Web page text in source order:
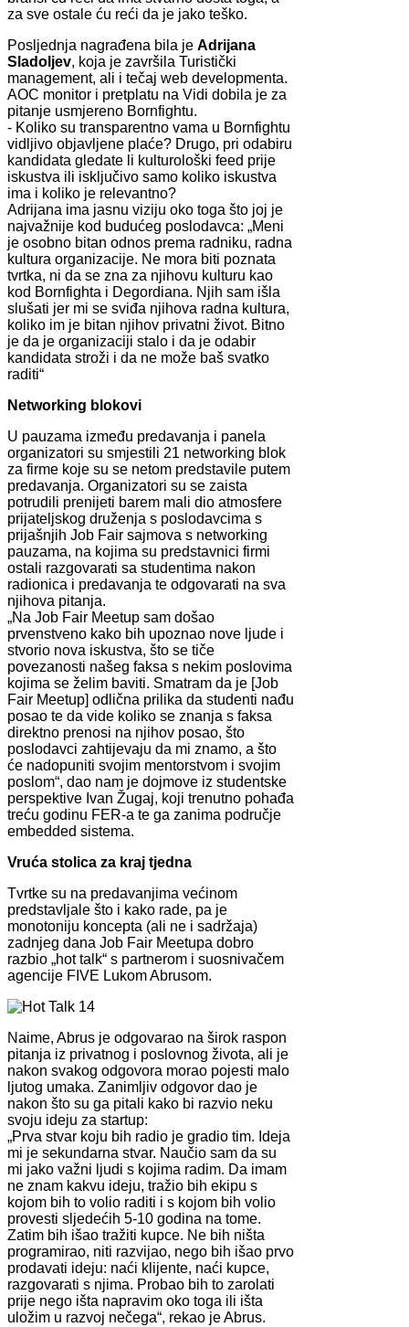
za sve ostale ću reći da je jako teško.
Posljednja nagrađena bila je Adrijana
Sladoljev, koja je završila Turistički
management, ali i tečaj web developmenta.
AOC monitor i pretplatu na Vidi dobila je za
pitanje usmjereno Bornfightu.
- Koliko su transparentno vama u Bornfightu
vidljivo objavljene plaće? Drugo, pri odabiru
kandidata gledate li kulturološki feed prije
iskustva ili isključivo samo koliko iskustva
ima i koliko je relevantno?
Adrijana ima jasnu viziju oko toga što joj je
najvažnije kod budućeg poslodavca: „Meni
je osobno bitan odnos prema radniku, radna
kultura organizacije. Ne mora biti poznata
tvrtka, ni da se zna za njihovu kulturu kao
kod Bornfighta i Degordiana. Njih sam išla
slušati jer mi se sviđa njihova radna kultura,
koliko im je bitan njihov privatni život. Bitno
je da je organizaciji stalo i da je odabir
kandidata stroži i da ne može baš svatko
raditi“
Networking blokovi
U pauzama između predavanja i panela
organizatori su smjestili 21 networking blok
za firme koje su se netom predstavile putem
predavanja. Organizatori su se zaista
potrudili prenijeti barem mali dio atmosfere
prijateljskog druženja s poslodavcima s
prijašnjih Job Fair sajmova s networking
pauzama, na kojima su predstavnici firmi
ostali razgovarati sa studentima nakon
radionica i predavanja te odgovarati na sva
njihova pitanja.
„Na Job Fair Meetup sam došao
prvenstveno kako bih upoznao nove ljude i
stvorio nova iskustva, što se tiče
povezanosti našeg faksa s nekim poslovima
kojima se želim baviti. Smatram da je [Job
Fair Meetup] odlična prilika da studenti nađu
posao te da vide koliko se znanja s faksa
direktno prenosi na njihov posao, što
poslodavci zahtijevaju da mi znamo, a što
će nadopuniti svojim mentorstvom i svojim
poslom“, dao nam je dojmove iz studentske
perspektive Ivan Žugaj, koji trenutno pohađa
treću godinu FER-a te ga zanima područje
embedded sistema.
Vruća stolica za kraj tjedna
Tvrtke su na predavanjima većinom
predstavljale što i kako rade, pa je
monotoniju koncepta (ali ne i sadržaja)
zadnjeg dana Job Fair Meetupa dobro
razbio „hot talk“ s partnerom i suosnivačem
agencije FIVE Lukom Abrusom.
Naime, Abrus je odgovarao na širok raspon
pitanja iz privatnog i poslovnog života, ali je
nakon svakog odgovora morao pojesti malo
ljutog umaka. Zanimljiv odgovor dao je
nakon što su ga pitali kako bi razvio neku
svoju ideju za startup:
„Prva stvar koju bih radio je gradio tim. Ideja
mi je sekundarna stvar. Naučio sam da su
mi jako važni ljudi s kojima radim. Da imam
ne znam kakvu ideju, tražio bih ekipu s
kojom bih to volio raditi i s kojom bih volio
provesti sljedećih 5-10 godina na tome.
Zatim bih išao tražiti kupce. Ne bih ništa
programirao, niti razvijao, nego bih išao prvo
prodavati ideju: naći klijente, naći kupce,
razgovarati s njima. Probao bih to zarolati
prije nego išta napravim oko toga ili išta
uložim u razvoj nečega“, rekao je Abrus.